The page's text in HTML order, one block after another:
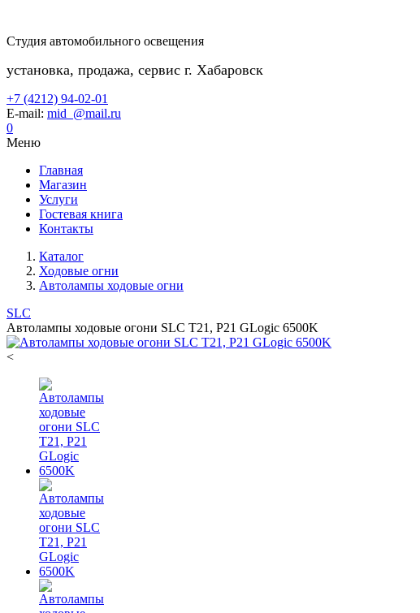
Студия автомобильного освещения
установка, продажа, сервис г. Хабаровск
+7 (4212) 94-02-01
E-mail: mid_@mail.ru
0
Меню
Главная
Магазин
Услуги
Гостевая книга
Контакты
Каталог
Ходовые огни
Автолампы ходовые огни
SLC
Автолампы ходовые огони SLC T21, P21 GLogic 6500K
<